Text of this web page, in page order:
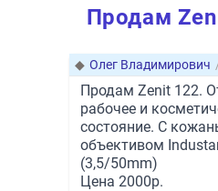
Продам
◆ Олег Владимирович
Продам Zenit 122.
рабочее и
состояние. С
объективом
(3,5/50mm)
Цена 2000р.